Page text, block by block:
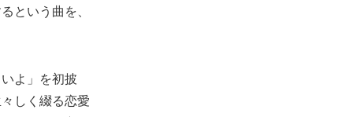
という曲を、
よ」を初披
しく綴る恋愛